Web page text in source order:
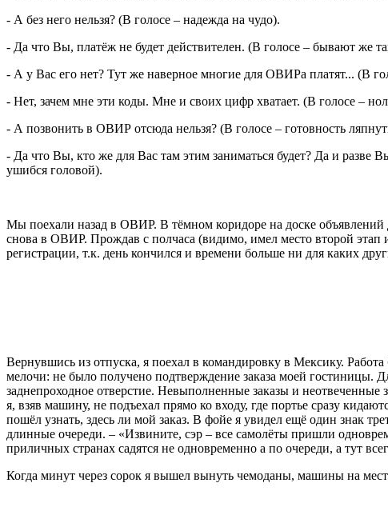
- А без него нельзя? (В голосе – надежда на чудо).
- Да что Вы, платёж не будет действителен. (В голосе – бывают же
- А у Вас его нет? Тут же наверное многие для ОВИРа платят... (В
- Нет, зачем мне эти коды. Мне и своих цифр хватает. (В голосе –
- А позвонить в ОВИР отсюда нельзя? (В голосе – готовность
- Да что Вы, кто же для Вас там этим заниматься будет? Да и
ушибся головой).
Мы поехали назад в ОВИР. В тёмном коридоре на доске объявлений
снова в ОВИР. Прождав с полчаса (видимо, имел место второй этап
регистрации, т.к. день кончился и времени больше ни для каких
Вернувшись из отпуска, я поехал в командировку в Мексику.
мелочи: не было получено подтверждение заказа моей гостиницы.
заднепроходное отверстие. Невыполненные заказы и неотвеченные
я, взяв машину, не подъехал прямо ко входу, где портье сразу
пошёл узнать, здесь ли мой заказ. В фойе я увидел ещё один знак
длинные очереди. – «Извините, сэр – все самолёты пришли
приличных странах садятся не одновременно а по очереди, а тут
Когда минут через сорок я вышел вынуть чемоданы, машины на